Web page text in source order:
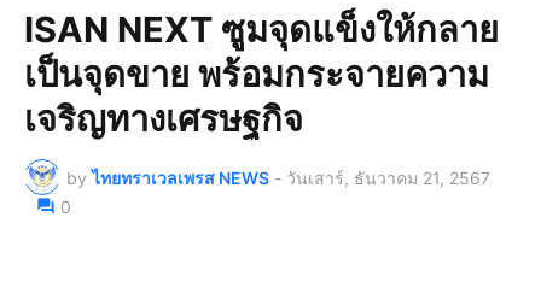
ISAN NEXT ซูมจุดแข็งให้กลาย
เป็นจุดขาย พร้อมกระจายความ
เจริญทางเศรษฐกิจ
by ไทยทราเวลเพรส NEWS - วันเสาร์, ธันวาคม 21, 2567
0